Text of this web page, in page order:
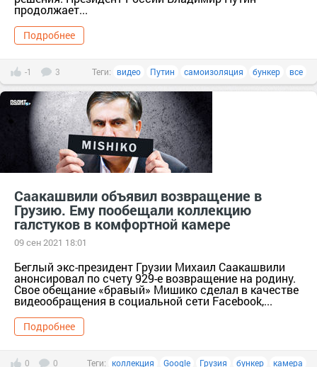
продолжает...
Подробнее
-1 3 Теги: видео Путин самоизоляция бункер все
Саакашвили объявил возвращение в
Грузию. Ему пообещали коллекцию
галстуков в комфортной камере
09 сен 2021 18:01
Беглый экс-президент Грузии Михаил Саакашвили
анонсировал по счету 929-е возвращение на родину.
Свое обещание «бравый» Мишико сделал в качестве
видеообращения в социальной сети Facebook,...
Подробнее
0 0 Теги: коллекция Google Грузия бункер камера